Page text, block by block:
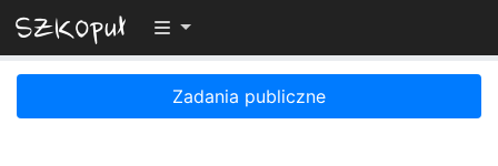
Przełącz widoczność menu
Zadania publiczne